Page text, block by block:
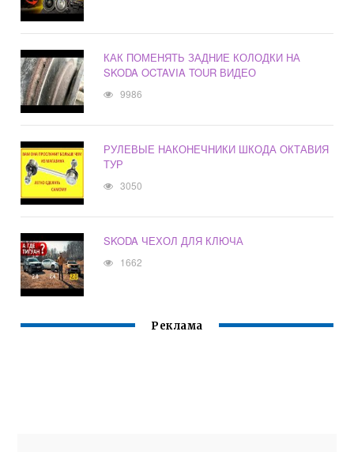
КАК ПОМЕНЯТЬ ЗАДНИЕ КОЛОДКИ НА
SKODA OCTAVIA TOUR ВИДЕО
9986
РУЛЕВЫЕ НАКОНЕЧНИКИ ШКОДА ОКТАВИЯ
ТУР
3050
SKODA ЧЕХОЛ ДЛЯ КЛЮЧА
1662
Реклама